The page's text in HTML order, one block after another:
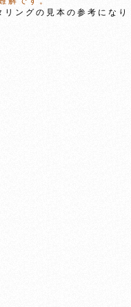
ングの見本の参考になり